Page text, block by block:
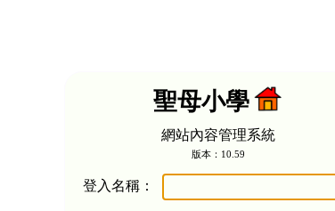
聖母小學
網站內容管理系統
版本：10.59
登入名稱：